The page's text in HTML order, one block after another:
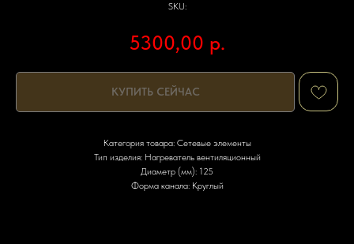
SKU:
5300,00 р.
КУПИТЬ СЕЙЧАС
Категория товара: Сетевые элементы
Тип изделия: Нагреватель вентиляционный
Диаметр (мм): 125
Форма канала: Круглый